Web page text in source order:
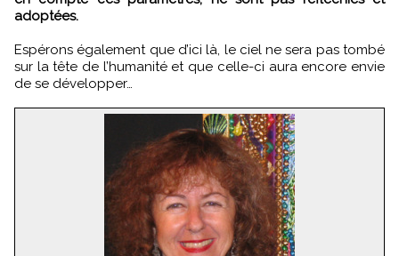
adoptées.
Espérons également que d’ici là, le ciel ne sera pas tombé
sur la tête de l’humanité et que celle-ci aura encore envie
de se développer…